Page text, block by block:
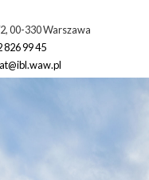
00-330 Warszawa
826 99 45